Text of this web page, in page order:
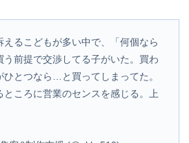
えるこどもが多い中で、「何個なら
う前提で交渉してる子がいた。買わ
ひとつなら…と買ってしまってた。
ところに営業のセンスを感じる。上